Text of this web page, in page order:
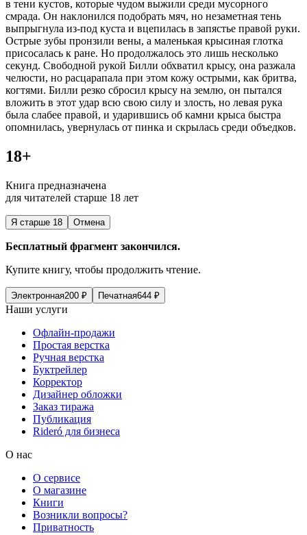
в тени кустов, которые чудом выжили среди мусорного
смрада. Он наклонился подобрать мяч, но незаметная тень
выпрыгнула из-под куста и вцепилась в запястье правой руки.
Острые зубы пронзили вены, а маленькая крысиная глотка
присосалась к ране. Но продолжалось это лишь несколько
секунд. Свободной рукой Билли обхватил крысу, она разжала
челюсти, но расцарапала при этом кожу острыми, как бритва,
когтями. Билли резко сбросил крысу на землю, он пытался
вложить в этот удар всю свою силу и злость, но левая рука
была слабее правой, и ударившись об камни крыса быстра
опомнилась, увернулась от пинка и скрылась среди объедков.
18+
Книга предназначена
для читателей старше 18 лет
Я старше 18 Отмена
Бесплатный фрагмент закончился.
Купите книгу, чтобы продолжить чтение.
Электронная200 ₽ Печатная644 ₽
Наши услуги
Офлайн-продажи
Простая верстка
Ручная верстка
Буктрейлер
Корректор
Дизайнер обложки
Заказ тиража
Публикация
Rideró для бизнеса
О нас
О сервисе
О магазине
Книги
Возникли вопросы?
Приватность